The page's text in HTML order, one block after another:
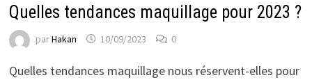
Quelles tendances maquillage pour 2023 ?
parHakan 10/09/2023 0
Quelles tendances maquillage nous réservent-elles pour